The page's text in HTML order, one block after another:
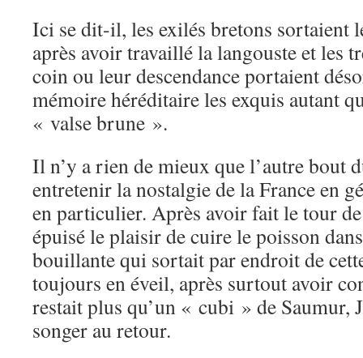
Ici se dit-il, les exilés bretons sortaient
après avoir travaillé la langouste et les
coin ou leur descendance portaient
mémoire héréditaire les exquis autant
« valse brune ».
Il n’y a rien de mieux que l’autre bout
entretenir la nostalgie de la France en
en particulier. Après avoir fait le tour
épuisé le plaisir de cuire le poisson
bouillante qui sortait par endroit de
toujours en éveil, après surtout avoir
restait plus qu’un « cubi » de Saumur,
songer au retour.